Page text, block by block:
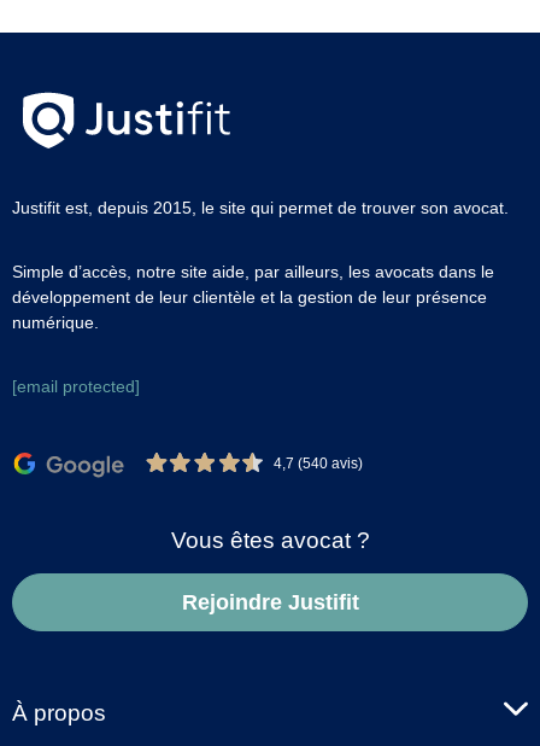
Justifit est, depuis 2015, le site qui permet de trouver son avocat.
Simple d’accès, notre site aide, par ailleurs, les avocats dans le
développement de leur clientèle et la gestion de leur présence
numérique.
[email protected]
4,7 (540 avis)
Vous êtes avocat ?
Rejoindre Justifit
À propos